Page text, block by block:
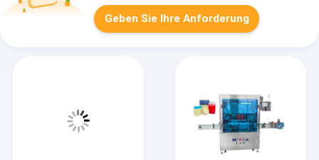
Geben Sie Ihre Anforderung